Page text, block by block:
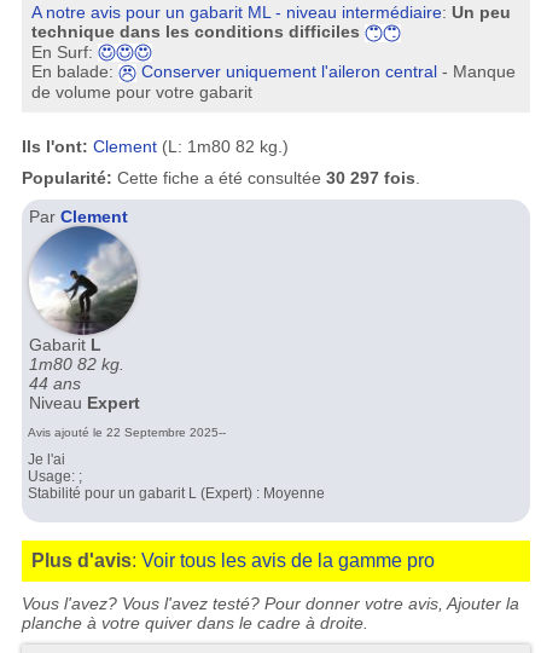
A notre avis pour un gabarit ML - niveau intermédiaire:Un peu
technique dans les conditions difficiles
En Surf:
En balade:
Conserver uniquement l'aileron central - Manque
de volume pour votre gabarit
Ils l'ont: Clement(L: 1m80 82 kg.)
Popularité: Cette fiche a été consultée 30 297 fois
Par Clement
Gabarit L
1m80 82 kg.
44 ans
Niveau Expert
Avis ajouté le 22 Septembre 2025--
Je l'ai
Usage: ;
Stabilité pour un gabarit L (Expert) : Moyenne
Plus d'avis:Voir tous les avis de la gamme pro
Vous l'avez? Vous l'avez testé? Pour donner votre avis, Ajouter la
planche à votre quiver dans le cadre à droite.